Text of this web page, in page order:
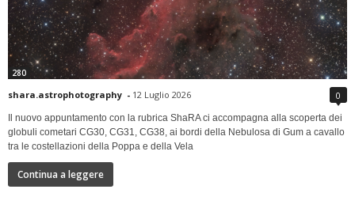
280
shara.astrophotography - 12 Luglio 2026 0
Il nuovo appuntamento con la rubrica ShaRA ci accompagna alla scoperta dei
globuli cometari CG30, CG31, CG38, ai bordi della Nebulosa di Gum a cavallo
tra le costellazioni della Poppa e della Vela
Continua a leggere